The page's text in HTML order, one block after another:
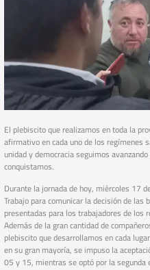
El plebiscito que realizamos en toda la
afirmativo en cada uno de los regímenes
unidad y democracia seguimos
conquistamos.
Durante la jornada de hoy, miércoles 17
Trabajo para comunicar la decisión de
presentadas para los trabajadores de los
Además de la gran cantidad de
plebiscito que desarrollamos en cada
en su gran mayoría, se impuso la
05 y 15, mientras se optó por la segunda